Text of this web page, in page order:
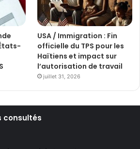
USA / Immigration : Fin
officielle du TPS pour les
Haïtiens et impact sur
l’autorisation de travail
juillet 31, 2026
consultés